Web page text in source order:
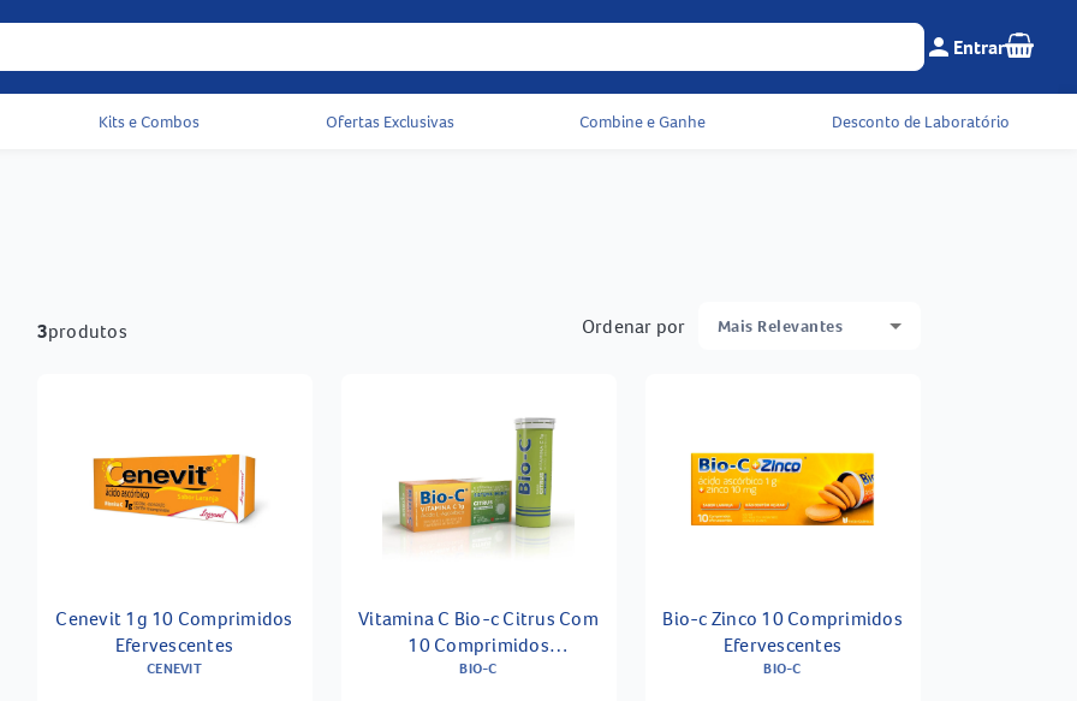
Menu do cliente e
person Entrar Seu
Acessos rápidos do cabeçalho
Kits e Combos Ofertas Exclusivas Combine e Ganhe Desconto de Laboratório
3produtos Ordenar por Mais Relevantes
Cenevit 1g 10 Comprimidos
Efervescentes
CENEVIT
Vitamina C Bio-c Citrus Com
10 Comprimidos
Efervercentes
BIO-C
Bio-c Zinco 10 Comprimidos
Efervescentes
BIO-C